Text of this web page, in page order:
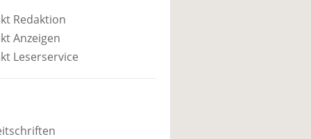
Redaktion
Anzeigen
Leserservice